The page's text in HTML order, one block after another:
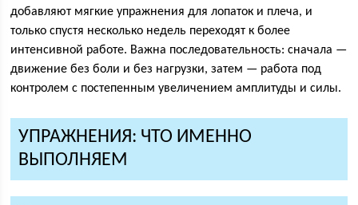
добавляют мягкие упражнения для лопаток и плеча, и
только спустя несколько недель переходят к более
интенсивной работе. Важна последовательность: сначала —
движение без боли и без нагрузки, затем — работа под
контролем с постепенным увеличением амплитуды и силы.
УПРАЖНЕНИЯ: ЧТО ИМЕННО
ВЫПОЛНЯЕМ